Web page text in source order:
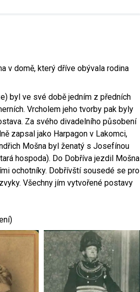
v domě, který dříve obývala rodina
byl ve své době jedním z předních
Vrcholem jeho tvorby pak byly
Za svého divadelního působení
zapsal jako Harpagon v Lakomci,
Mošna byl ženatý s Josefínou
hospoda). Do Dobříva jezdil Mošna
ochotníky. Dobřívští sousedé se pro
Všechny jím vytvořené postavy